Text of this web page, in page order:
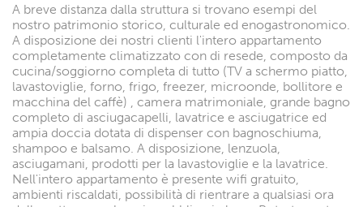
A breve distanza dalla struttura si trovano esempi del
nostro patrimonio storico, culturale ed enogastronomico.
A disposizione dei nostri clienti l'intero appartamento
completamente climatizzato con di resede, composto da
cucina/soggiorno completa di tutto (TV a schermo piatto,
lavastoviglie, forno, frigo, freezer, microonde, bollitore e
macchina del caffè) , camera matrimoniale, grande bagno
completo di asciugacapelli, lavatrice e asciugatrice ed
ampia doccia dotata di dispenser con bagnoschiuma,
shampoo e balsamo. A disposizione, lenzuola,
asciugamani, prodotti per la lavastoviglie e la lavatrice.
Nell'intero appartamento è presente wifi gratuito,
ambienti riscaldati, possibilità di rientrare a qualsiasi ora